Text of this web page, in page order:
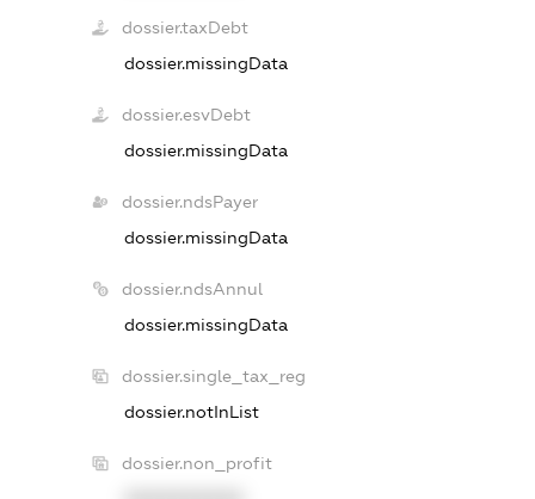
dossier.taxDebt
dossier.missingData
dossier.esvDebt
dossier.missingData
dossier.ndsPayer
dossier.missingData
dossier.ndsAnnul
dossier.missingData
dossier.single_tax_reg
dossier.notInList
dossier.non_profit